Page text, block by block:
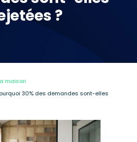
?
maison
30% des demandes sont-elles